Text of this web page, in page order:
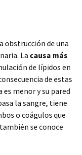
obstrucción de una
La causa más
de lípidos en
de estas
menor y su pared
la sangre, tiene
o coágulos que
se conoce